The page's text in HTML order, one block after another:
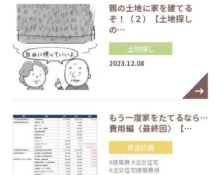
親の土地に家を建てる
ぞ！（２）【土地探し
の…
土地探し
2023.12.08
もう一度家をたてるなら…
費用編〈最終回〉【…
資金計画
#建築費 #注文住宅
#注文住宅建築費用